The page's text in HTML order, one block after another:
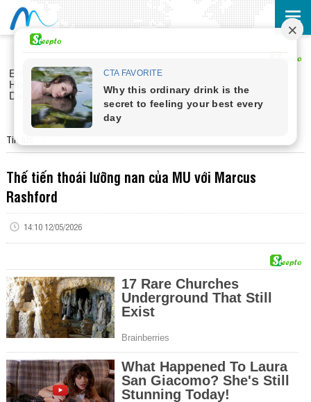
Tin tức
Thế tiến thoái lưỡng nan của MU với Marcus
Rashford
14:10 12/05/2026